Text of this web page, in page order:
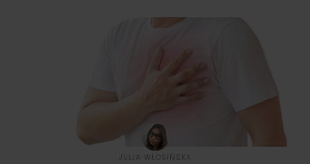
JULIA WŁOSIŃSKA